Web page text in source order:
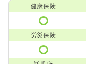
健康保険
労災保険